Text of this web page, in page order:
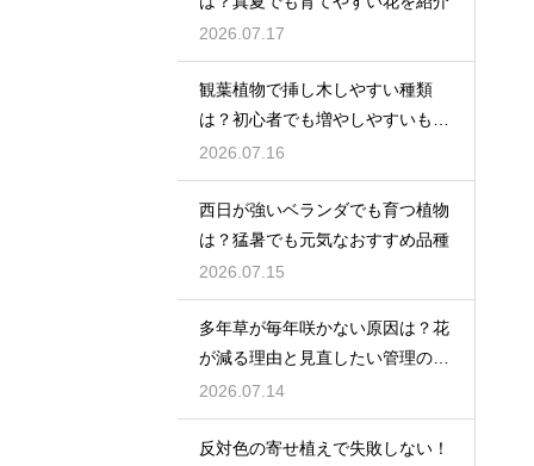
2026.07.17
観葉植物で挿し木しやすい種類
は？初心者でも増やしやすいもの
を紹介
2026.07.16
西日が強いベランダでも育つ植物
は？猛暑でも元気なおすすめ品種
2026.07.15
多年草が毎年咲かない原因は？花
が減る理由と見直したい管理のコ
ツ
2026.07.14
反対色の寄せ植えで失敗しない！